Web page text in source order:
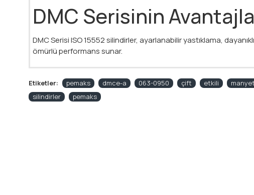
DMC Serisinin
DMC Serisi ISO 15552 silindirler, ayarlanabilir yastıklama,
ömürlü performans sunar.
Etiketler: pemaks dmce-a 063-0950 çift etkili
silindirler
pemaks